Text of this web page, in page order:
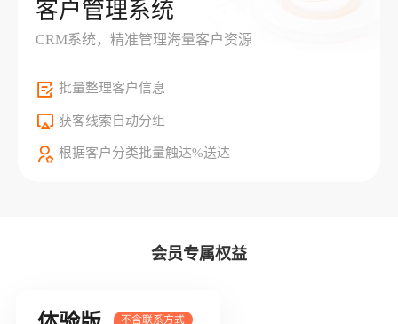
客户管理系统
CRM系统，精准管理海量客户资源
批量整理客户信息
获客线索自动分组
根据客户分类批量触达%送达
会员专属权益